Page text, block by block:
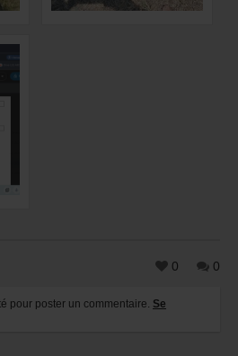
0 0
pour poster un commentaire. Se